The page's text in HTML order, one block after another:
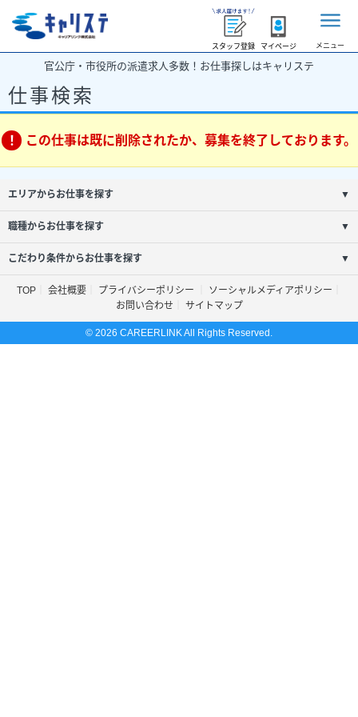
スタッフ登録 マイページ メニュー
官公庁・市役所の派遣求人多数！お仕事探しはキャリステ
仕事検索
この仕事は既に削除されたか、募集を終了しております。
エリアからお仕事を探す ▼
職種からお仕事を探す ▼
こだわり条件からお仕事を探す ▼
TOP 会社概要 プライバシーポリシー
ソーシャルメディアポリシー
お問い合わせ
サイトマップ
© 2026 CAREERLINK All Rights Reserved.